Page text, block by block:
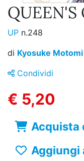
QUEEN'S
UP n.248
di Kyosuke Motomi
Condividi
€ 5,20
Acquista
Aggiungi